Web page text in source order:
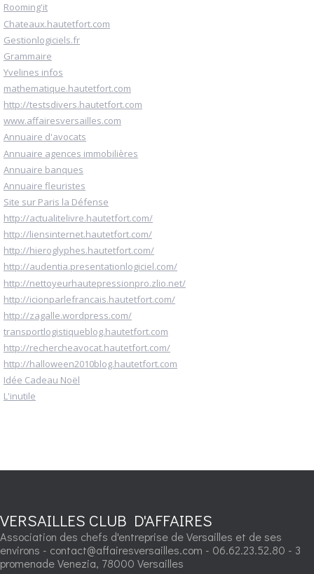
Rooming'it
Chateaux.hautetfort.com
Gestionlogiciels.fr
Grammaire
Yvelines infos
mathematique.hautetfort.com
http://testsdivers.hautetfort.com
www.affairesversailles.com
Annuaire d'avocats
Annuaire agences immobilières
Annuaire banques
Annuaire fleuristes
Site sur Paris la Défense
http://actualitelivre.hautetfort.com/
http://liensinternet.hautetfort.com/
http://hieroglyphes.hautetfort.com/
http://audentia.presentationlogiciel.com/
http://nettoyeurhautepressionpro.zlio.net/
http://icionparlefrancais.hautetfort.com/
http://zagalle.wordpress.com/
transportlogistiqueblog.hautetfort.com
http://rechercheavocat.hautetfort.com/
http://halloween2010blog.hautetfort.com
Idée Cadeau Noël
L'inutile
VERSAILLES CLUB D'AFFAIRES
Association des chefs d'entreprise de Versailles et de ses
environs - contact@affairesversailles.com - 06.62.23.52.80 - 3
promenade Venezia, 78000 Versailles